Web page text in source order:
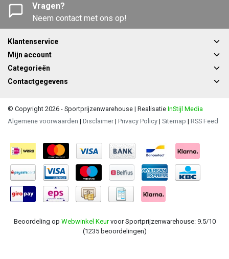
Vragen?
Neem contact met ons op!
Klantenservice
Mijn account
Categorieën
Contactgegevens
© Copyright 2026 - Sportprijzenwarehouse | Realisatie InStijl Media
Algemene voorwaarden | Disclaimer | Privacy Policy | Sitemap | RSS Feed
Beoordeling op Webwinkel Keurvoor Sportprijzenwarehouse: 9.5/10
(1235 beoordelingen)